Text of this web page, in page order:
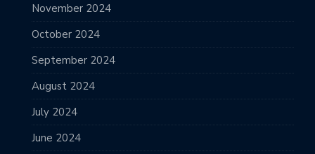
November 2024
October 2024
September 2024
August 2024
July 2024
June 2024